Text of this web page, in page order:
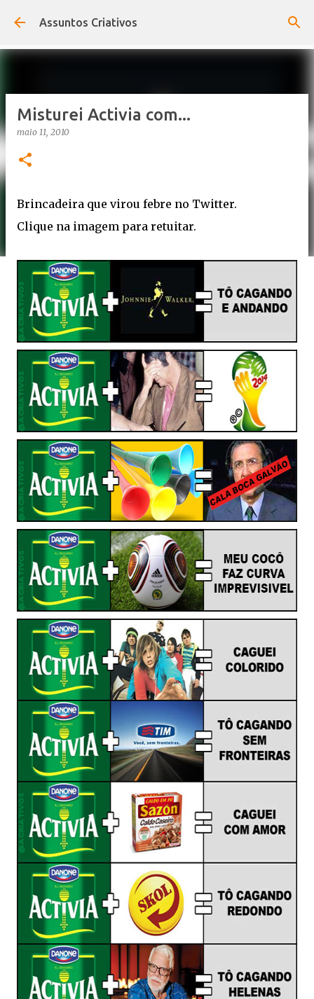
Pular para o conteúdo principal
Assuntos Criativos
Misturei Activia com...
maio 11, 2010
Brincadeira que virou febre no Twitter.
Clique na imagem para retuitar.